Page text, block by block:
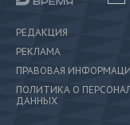
РЕДАКЦИЯ
РЕКЛАМА
ПРАВОВАЯ
ПОЛИТИКА О
ДАННЫХ